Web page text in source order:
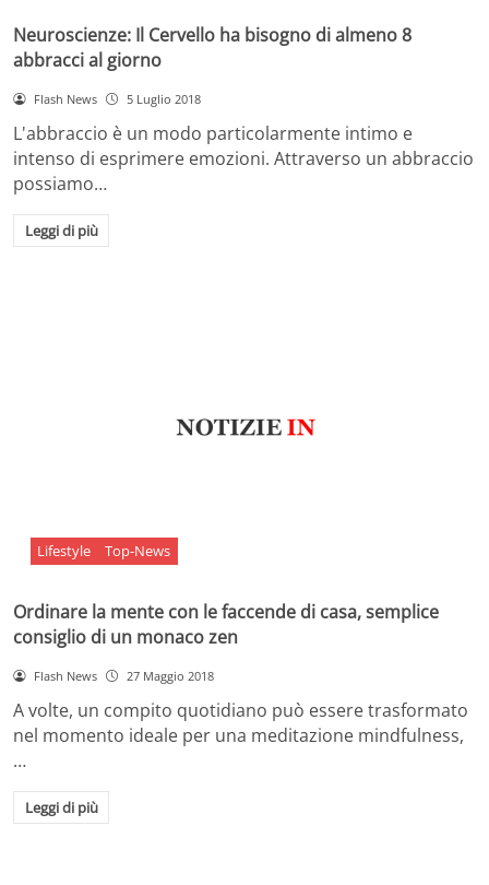
Neuroscienze: Il Cervello ha bisogno di almeno 8
abbracci al giorno
Flash News 5 Luglio 2018
L'abbraccio è un modo particolarmente intimo e
intenso di esprimere emozioni. Attraverso un abbraccio
possiamo…
Leggi di più
Lifestyle Top-News
Ordinare la mente con le faccende di casa, semplice
consiglio di un monaco zen
Flash News 27 Maggio 2018
A volte, un compito quotidiano può essere trasformato
nel momento ideale per una meditazione mindfulness,
…
Leggi di più